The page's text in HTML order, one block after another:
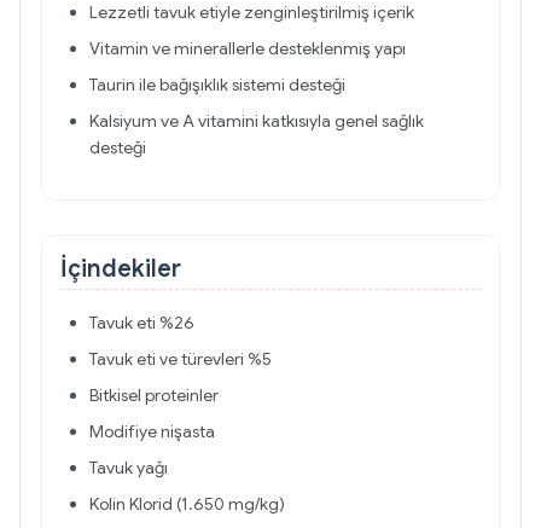
Lezzetli tavuk etiyle zenginleştirilmiş içerik
Vitamin ve minerallerle desteklenmiş yapı
Taurin ile bağışıklık sistemi desteği
Kalsiyum ve A vitamini katkısıyla genel sağlık
desteği
İçindekiler
Tavuk eti %26
Tavuk eti ve türevleri %5
Bitkisel proteinler
Modifiye nişasta
Tavuk yağı
Kolin Klorid (1.650 mg/kg)